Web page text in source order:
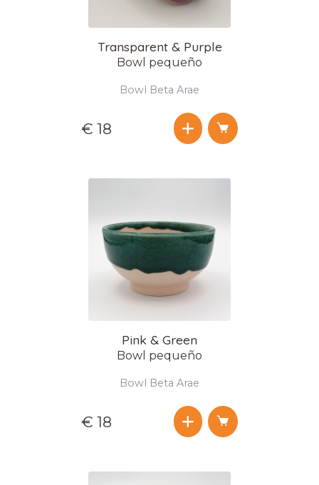
Transparent & Purple
Bowl pequeño
Bowl Beta Arae
€ 18
Pink & Green
Bowl pequeño
Bowl Beta Arae
€ 18